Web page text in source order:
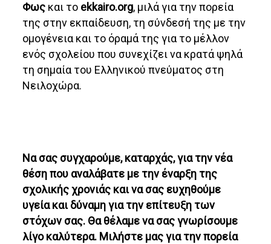
Φως και το ekkairo.org, μιλά για την πορεία
της στην εκπαίδευση, τη σύνδεσή της με την
ομογένεια και το όραμά της για το μέλλον
ενός σχολείου που συνεχίζει να κρατά ψηλά
τη σημαία του Ελληνικού πνεύματος στη
Νειλοχώρα.
Να σας συγχαρούμε, καταρχάς, για την νέα
θέση που αναλάβατε με την έναρξη της
σχολικής χρονιάς και να σας ευχηθούμε
υγεία και δύναμη για την επίτευξη των
στόχων σας. Θα θέλαμε να σας γνωρίσουμε
λίγο καλύτερα. Μιλήστε μας για την πορεία